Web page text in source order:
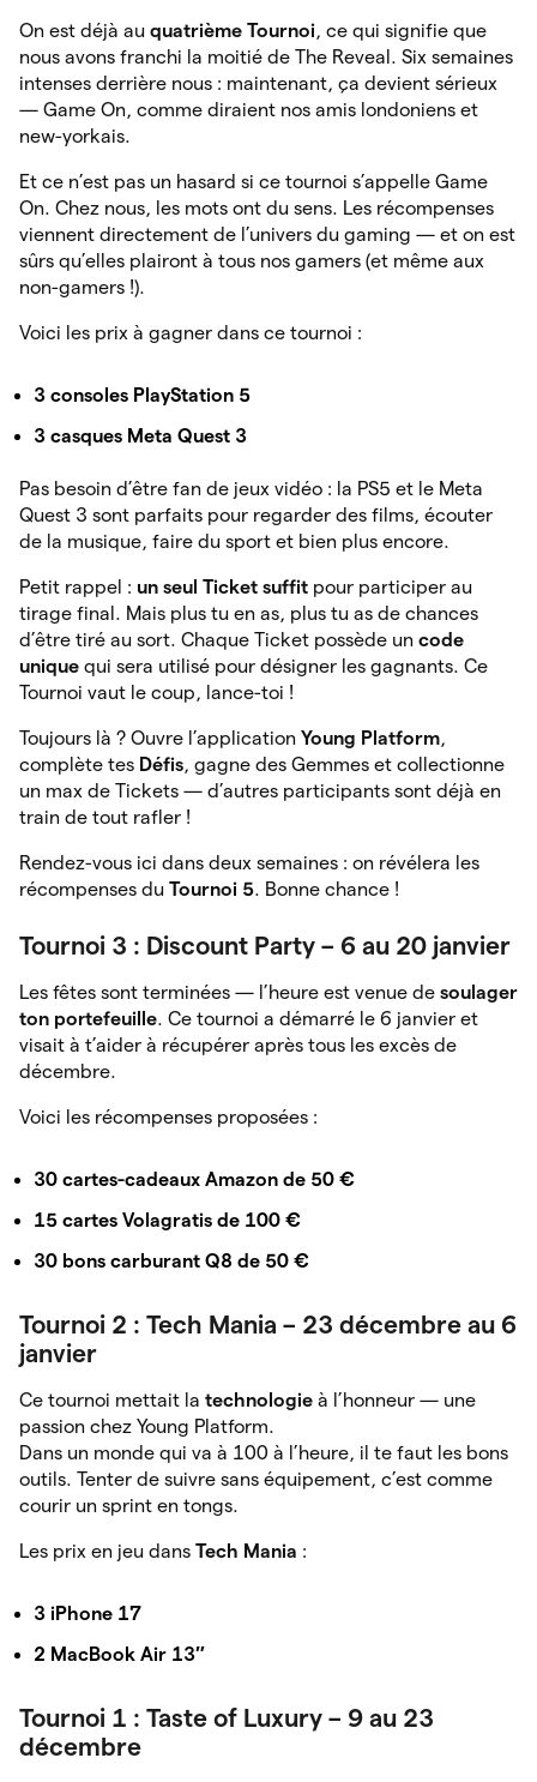
On est déjà au quatrième Tournoi, ce qui signifie que
nous avons franchi la moitié de The Reveal. Six semaines
intenses derrière nous : maintenant, ça devient sérieux
— Game On, comme diraient nos amis londoniens et
new-yorkais.
Et ce n’est pas un hasard si ce tournoi s’appelle Game
On. Chez nous, les mots ont du sens. Les récompenses
viennent directement de l’univers du gaming — et on est
sûrs qu’elles plairont à tous nos gamers (et même aux
non-gamers !).
Voici les prix à gagner dans ce tournoi :
3 consoles PlayStation 5
3 casques Meta Quest 3
Pas besoin d’être fan de jeux vidéo : la PS5 et le Meta
Quest 3 sont parfaits pour regarder des films, écouter
de la musique, faire du sport et bien plus encore.
Petit rappel : un seul Ticket suffit pour participer au
tirage final. Mais plus tu en as, plus tu as de chances
d’être tiré au sort. Chaque Ticket possède un code
unique qui sera utilisé pour désigner les gagnants. Ce
Tournoi vaut le coup, lance-toi !
Toujours là ? Ouvre l’application Young Platform,
complète tes Défis, gagne des Gemmes et collectionne
un max de Tickets — d’autres participants sont déjà en
train de tout rafler !
Rendez-vous ici dans deux semaines : on révélera les
récompenses du Tournoi 5. Bonne chance !
Tournoi 3 : Discount Party – 6 au 20 janvier
Les fêtes sont terminées — l’heure est venue de soulager
ton portefeuille. Ce tournoi a démarré le 6 janvier et
visait à t’aider à récupérer après tous les excès de
décembre.
Voici les récompenses proposées :
30 cartes-cadeaux Amazon de 50 €
15 cartes Volagratis de 100 €
30 bons carburant Q8 de 50 €
Tournoi 2 : Tech Mania – 23 décembre au 6
janvier
Ce tournoi mettait la technologie à l’honneur — une
passion chez Young Platform.
Dans un monde qui va à 100 à l’heure, il te faut les bons
outils. Tenter de suivre sans équipement, c’est comme
courir un sprint en tongs.
Les prix en jeu dans Tech Mania :
3 iPhone 17
2 MacBook Air 13″
Tournoi 1 : Taste of Luxury – 9 au 23
décembre